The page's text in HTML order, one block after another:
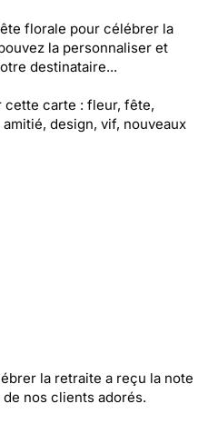
florale pour célébrer la
la personnaliser et
destinataire...
cette carte : fleur, fête,
design, vif, nouveaux
la retraite a reçu la note
de nos clients adorés.